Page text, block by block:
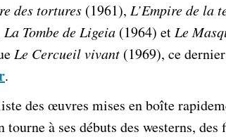
des tortures (1961), L’Empire de la
La Tombe de Ligeia (1964) et Le
Le Cercueil vivant (1969), ce
.
des œuvres mises en boîte
tourne à ses débuts des westerns,